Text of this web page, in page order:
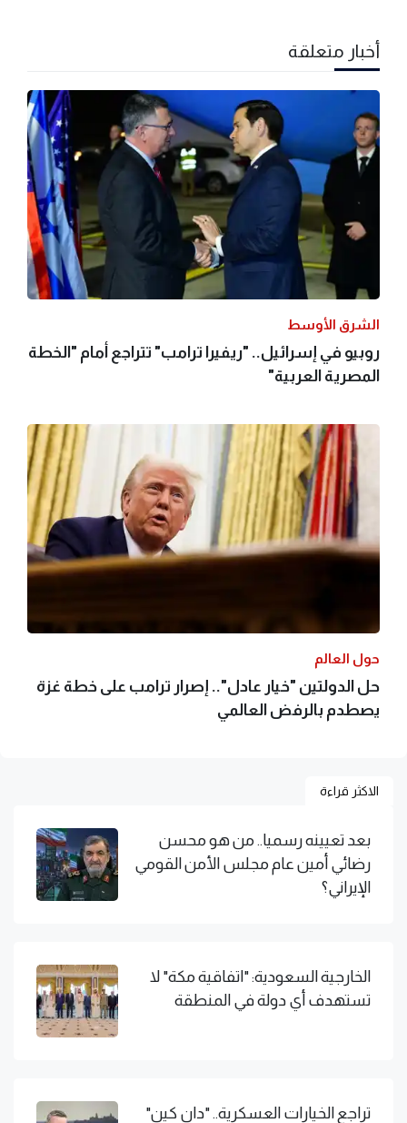
أخبار متعلقة
الشرق الأوسط
روبيو في إسرائيل.. "ريفيرا ترامب" تتراجع أمام "الخطة
المصرية العربية"
حول العالم
حل الدولتين "خيار عادل".. إصرار ترامب على خطة غزة
يصطدم بالرفض العالمي
الاكثر قراءة
بعد تعيينه رسميا.. من هو محسن
رضائي أمين عام مجلس الأمن القومي
الإيراني؟
الخارجية السعودية: "اتفاقية مكة" لا
تستهدف أي دولة في المنطقة
تراجع الخيارات العسكرية.. "دان كين"